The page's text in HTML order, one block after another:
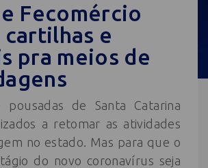
Fecomércio
cartilhas e
pra meios de
de Santa Catarina
a retomar as atividades
no estado. Mas para que o
do novo coronavírus seja